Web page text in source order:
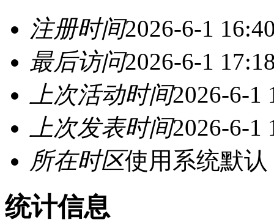
注册时间2026-6-1
最后访问2026-6-1
上次活动时间2026-6-1
上次发表时间2026-6-1
所在时区使用系统默认
统计信息